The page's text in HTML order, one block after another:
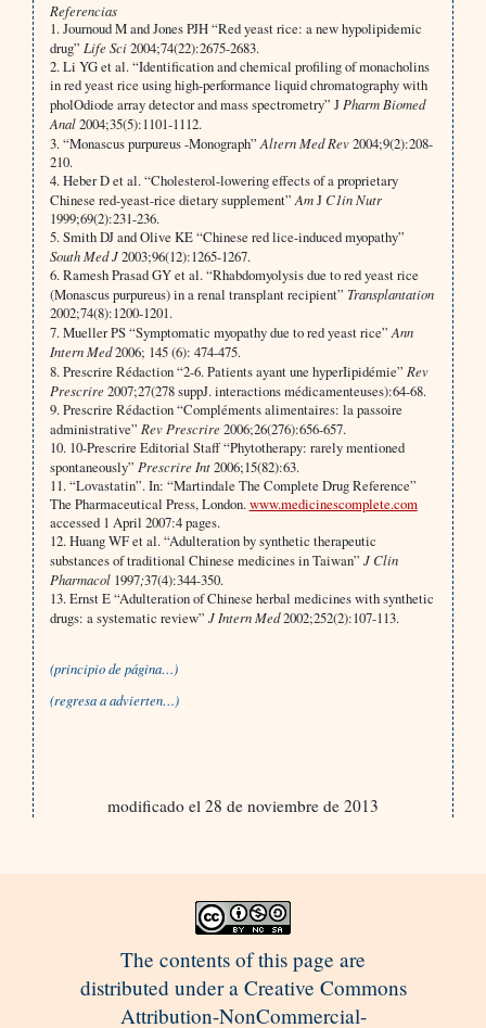
Referencias
1. Journoud M and Jones PJH “Red yeast rice: a new hypolipidemic
drug” Life Sci2004;74(22):2675-2683.
2. Li YG et al. “Identification and chemical profiling of monacholins
in red yeast rice using high-performance liquid chromatography with
pholOdiode array detector and mass spectrometry” J Pharm Biomed
Anal2004;35(5):1101-1112.
3. “Monascus purpureus -Monograph”Altern Med Rev2004;9(2):208-
210.
4. Heber D et al. “Cholesterol-lowering effects of a proprietary
Chinese red-yeast-rice dietary supplement”AmJC1in Nutr
1999;69(2):231-236.
5. Smith DJ and Olive KE “Chinese red lice-induced myopathy”
South Med J2003;96(12):1265-1267.
6. Ramesh Prasad GY et al. “Rhabdomyolysis due to red yeast rice
(Monascus purpureus) in a renal transplant recipient” Transplantation
2002;74(8):1200-1201.
7. Mueller PS “Symptomatic myopathy due to red yeast rice”Ann
Intern Med2006; 145 (6): 474-475.
8. Prescrire Rédaction “2-6. Patients ayant une hyperIipidémie” Rev
Prescrire2007;27(278 suppJ. interactions médicamenteuses):64-68.
9. Prescrire Rédaction “Compléments alimentaires: la passoire
administrative” Rev Prescrire2006;26(276):656-657.
10. 10-Prescrire Editorial Staff “Phytotherapy: rarely mentioned
spontaneously” Prescrire Int2006;15(82):63.
11. “Lovastatin”. In: “Martindale The Complete Drug Reference”
The Pharmaceutical Press, London.www.medicinescomplete.com
accessed 1 April 2007:4 pages.
12. Huang WF et al. “Adulteration by synthetic therapeutic
substances of traditional Chinese medicines in Taiwan” JClin
Pharmacol 1997;37(4):344-350.
13. Ernst E “Adulteration of Chinese herbal medicines with synthetic
drugs: a systematic review” J Intern Med2002;252(2):107-113.
(principio de página…)
(regresa a advierten…)
modificado el 28 de noviembre de 2013
The contents of this page are
distributed under a Creative Commons
Attribution-NonCommercial-